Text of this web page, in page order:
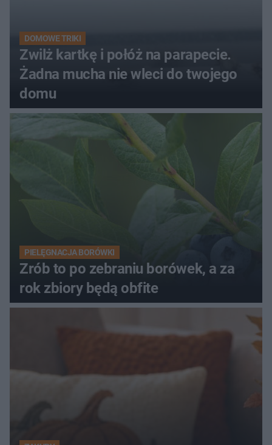
DOMOWE TRIKI
Zwilż kartkę i połóż na parapecie.
Żadna mucha nie wleci do twojego
domu
PIELĘGNACJA BORÓWKI
Zrób to po zebraniu borówek, a za
rok zbiory będą obfite